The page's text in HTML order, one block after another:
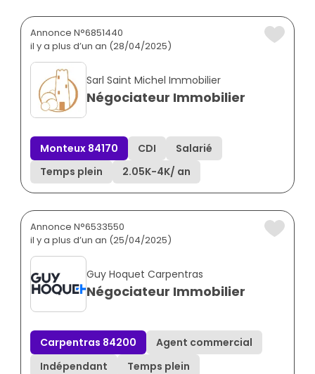
Annonce N°6851440
il y a plus d’un an (28/04/2025)
Sarl Saint Michel Immobilier
Négociateur Immobilier
Monteux 84170 CDI
Salarié
Temps plein
2.05K-4K/ an
Annonce N°6533550
il y a plus d’un an (25/04/2025)
Guy Hoquet Carpentras
Négociateur Immobilier
Carpentras 84200
Agent commercial
Indépendant
Temps plein